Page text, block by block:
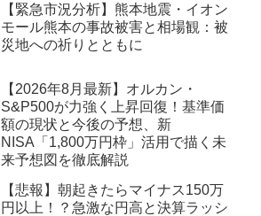
【緊急市況分析】熊本地震・イオン
モール熊本の事故被害と相場観：被
災地への祈りとともに
【2026年8月最新】オルカン・
S&P500が力強く上昇回復！基準価
額の現状と今後の予想、新
NISA「1,800万円枠」活用で描く未
来予想図を徹底解説
【悲報】朝起きたらマイナス150万
円以上！？急激な円高と決算ラッシ